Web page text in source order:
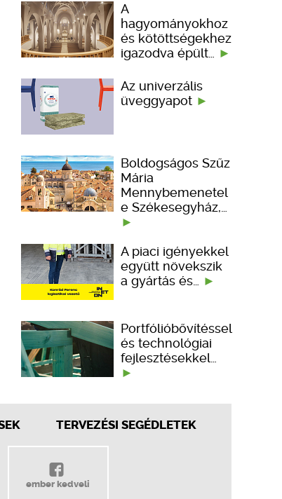
A
hagyományokhoz
és kötöttségekhez
igazodva épült…
Az univerzális
üveggyapot
Boldogságos Szűz
Mária
Mennybemenetel
e Székesegyház,…
A piaci igényekkel
együtt növekszik
a gyártás és…
Portfólióbővítéssel
és technológiai
fejlesztésekkel…
TERVEZÉSI SEGÉDLETEK
ember kedveli